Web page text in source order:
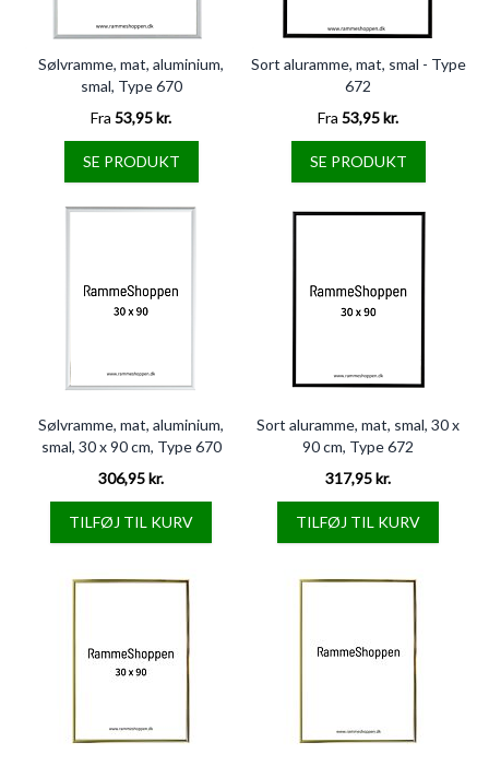
Sølvramme, mat, aluminium,
smal, Type 670
Fra 53,95 kr.
SE PRODUKT
Sort aluramme, mat, smal - Type
672
Fra 53,95 kr.
SE PRODUKT
Sølvramme, mat, aluminium,
smal, 30 x 90 cm, Type 670
306,95 kr.
TILFØJ TIL KURV
Sort aluramme, mat, smal, 30 x
90 cm, Type 672
317,95 kr.
TILFØJ TIL KURV